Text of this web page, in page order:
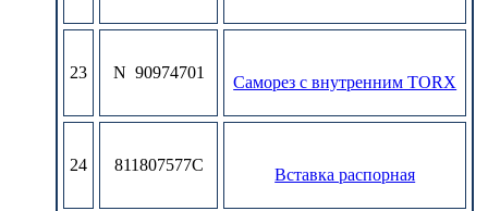
23 N 90974701
Cаморез с внутренним TORX
24 811807577C
Вставка распорная